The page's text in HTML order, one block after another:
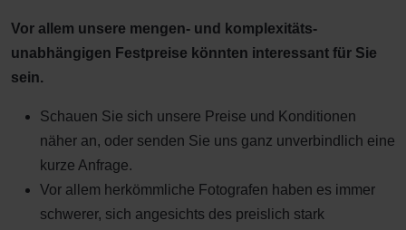
Vor allem unsere mengen- und komplexitäts-
unabhängigen Festpreise könnten interessant für Sie
sein.
Schauen Sie sich unsere Preise und Konditionen
näher an, oder senden Sie uns ganz unverbindlich eine
kurze Anfrage.
Vor allem herkömmliche Fotografen haben es immer
schwerer, sich angesichts des preislich stark